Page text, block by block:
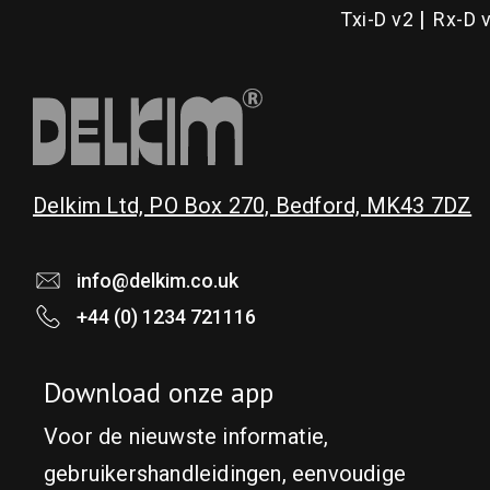
the
product
Txi-D v2 Rx-D
Delkim Ltd, PO Box 270, Bedford, MK43 7DZ
info@delkim.co.uk
+44 (0) 1234 721116
Download onze app
Voor de nieuwste informatie,
gebruikershandleidingen, eenvoudige